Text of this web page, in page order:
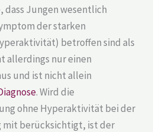
dass Jungen wesentlich
der starken
betroffen sind als
allerdings nur einen
und ist nicht allein
. Wird die
ohne Hyperaktivität bei der
berücksichtigt, ist der